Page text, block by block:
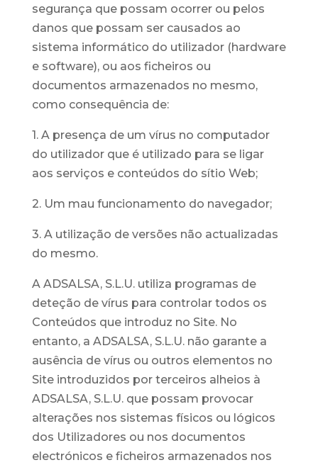
segurança que possam ocorrer ou pelos
danos que possam ser causados ao
sistema informático do utilizador (hardware
e software), ou aos ficheiros ou
documentos armazenados no mesmo,
como consequência de:
1. A presença de um vírus no computador
do utilizador que é utilizado para se ligar
aos serviços e conteúdos do sítio Web;
2. Um mau funcionamento do navegador;
3. A utilização de versões não actualizadas
do mesmo.
A ADSALSA, S.L.U. utiliza programas de
deteção de vírus para controlar todos os
Conteúdos que introduz no Site. No
entanto, a ADSALSA, S.L.U. não garante a
ausência de vírus ou outros elementos no
Site introduzidos por terceiros alheios à
ADSALSA, S.L.U. que possam provocar
alterações nos sistemas físicos ou lógicos
dos Utilizadores ou nos documentos
electrónicos e ficheiros armazenados nos